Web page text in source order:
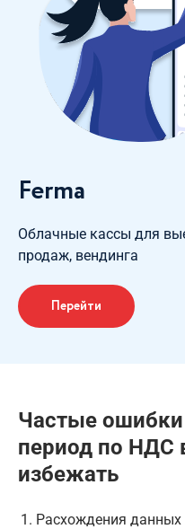
Ferma
Облачные кассы для
продаж, вендинга
Перейти
Частые
период по НДС
избежать
Расхождения данных